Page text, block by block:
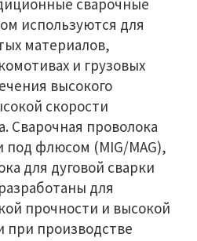
сварочные
используются для
материалов,
и грузовых
высокого
скорости
Сварочная проволока
под флюсом (MIG/MAG),
для дуговой сварки
для
прочности и высокой
при производстве